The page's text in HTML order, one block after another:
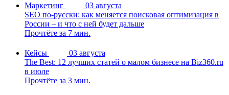
Маркетинг
03 августа
SEO по-русски: как меняется поисковая оптимизация в
России – и что с ней будет дальше
Прочтёте за 7 мин.
Кейсы
03 августа
The Best: 12 лучших статей о малом бизнесе на Biz360.ru
в июле
Прочтёте за 3 мин.